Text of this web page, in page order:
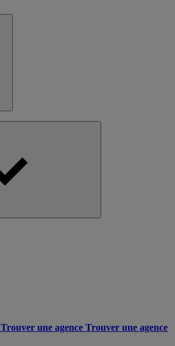
Trouver une agence Trouver une agence